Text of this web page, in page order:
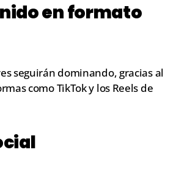
en formato
seguirán dominando, gracias al
como TikTok y los Reels de